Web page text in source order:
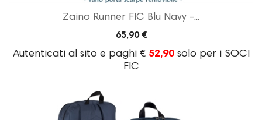
Zaino Runner FIC Blu Navy -...
65,90 €
Autenticati al sito e paghi € 52,90solo per i SOCI
FIC